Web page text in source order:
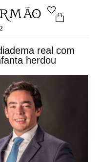
real com
herdou